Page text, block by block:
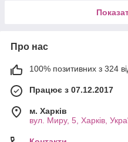
Про нас
100% позитивних з 324
Працює з 07.12.2017
м. Харків
вул. Миру, 5, Харків,